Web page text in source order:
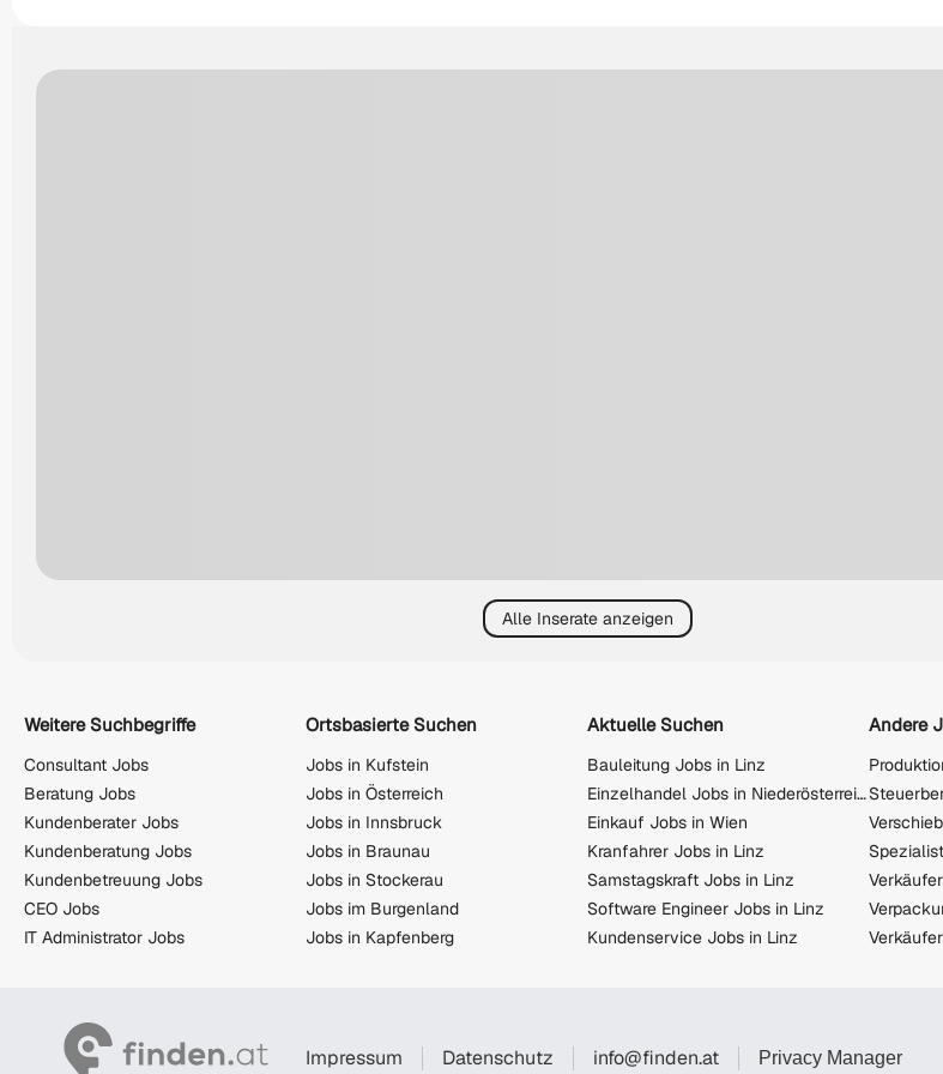
Alle Inserate anzeigen
Weitere Suchbegriffe
Consultant Jobs
Beratung Jobs
Kundenberater Jobs
Kundenberatung Jobs
Kundenbetreuung Jobs
CEO Jobs
IT Administrator Jobs
Ortsbasierte Suchen
Jobs in Kufstein
Jobs in Österreich
Jobs in Innsbruck
Jobs in Braunau
Jobs in Stockerau
Jobs im Burgenland
Jobs in Kapfenberg
Aktuelle Suchen
Bauleitung Jobs in Linz
Einzelhandel Jobs in Niederösterreich
Einkauf Jobs in Wien
Kranfahrer Jobs in Linz
Samstagskraft Jobs in Linz
Software Engineer Jobs in Linz
Kundenservice Jobs in Linz
Andere
Impressum Datenschutz info@finden.at Privacy Manager